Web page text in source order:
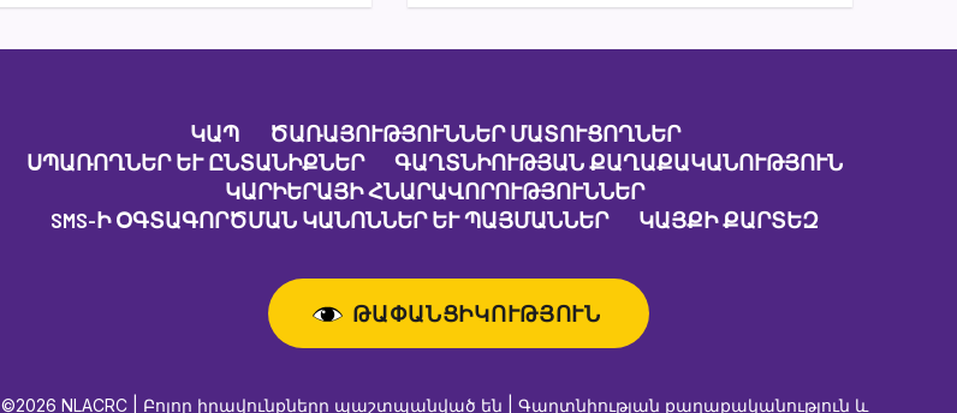
ԿԱՊ
ԾԱՌԱՅՈՒԹՅՈՒՆՆԵՐ ՄԱՏՈՒՑՈՂՆԵՐ
ՍՊԱՌՈՂՆԵՐ ԵՒ ԸՆՏԱՆԻՔՆԵՐ
ԳԱՂՏՆԻՈՒԹՅԱՆ ՔԱՂԱՔԱԿԱՆՈՒԹՅՈՒՆ
ԿԱՐԻԵՐԱՅԻ ՀՆԱՐԱՎՈՐՈՒԹՅՈՒՆՆԵՐ
SMS-Ի ՕԳՏԱԳՈՐԾՄԱՆ ԿԱՆՈՆՆԵՐ ԵՒ ՊԱՅՄԱՆՆԵՐ
ԿԱՅՔԻ ՔԱՐՏԵԶ
ԹԱՓԱՆՑԻԿՈՒԹՅՈՒՆ
©2026 NLACRC | Բոլոր իրավունքները պաշտպանված են | Գաղտնիության քաղաքականություն և